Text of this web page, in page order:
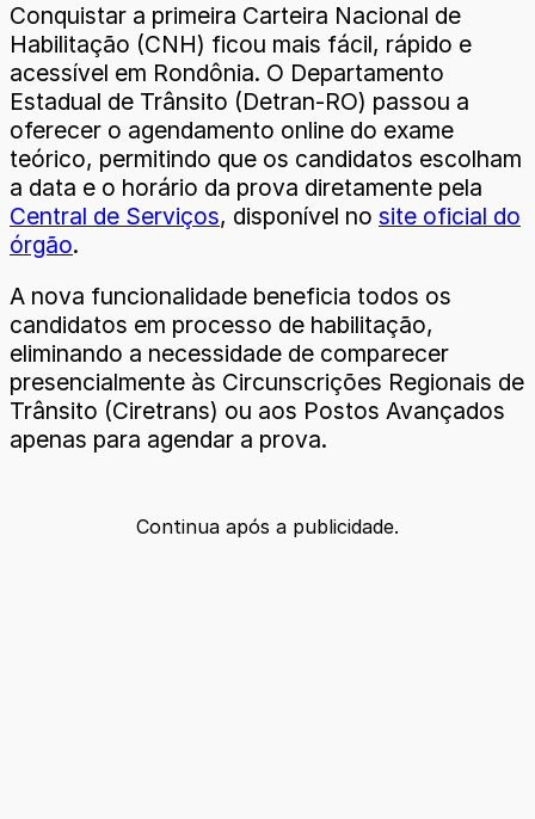
Conquistar a primeira Carteira Nacional de
Habilitação (CNH) ficou mais fácil, rápido e
acessível em Rondônia. O Departamento
Estadual de Trânsito (Detran-RO) passou a
oferecer o agendamento online do exame
teórico, permitindo que os candidatos escolham
a data e o horário da prova diretamente pela
Central de Serviços, disponível no site oficial do
órgão.
A nova funcionalidade beneficia todos os
candidatos em processo de habilitação,
eliminando a necessidade de comparecer
presencialmente às Circunscrições Regionais de
Trânsito (Ciretrans) ou aos Postos Avançados
apenas para agendar a prova.
Continua após a publicidade.